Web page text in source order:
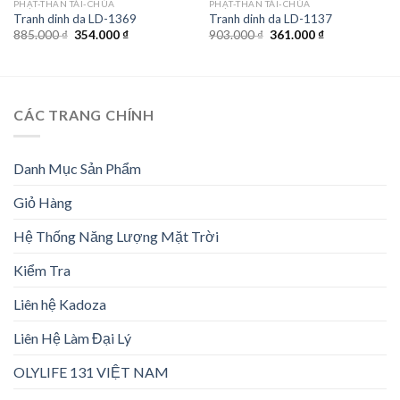
PHẬT-THẦN TÀI-CHÚA
Tranh dinh da LD-1369
885.000₫ Giá
354.000₫Giá
PHẬT-THẦN TÀI-CHÚA
Tranh dinh da LD-1137
903.000₫ Giá
361.000₫Giá
CÁC TRANG CHÍNH
Danh Mục Sản Phẩm
Giỏ Hàng
Hệ Thống Năng Lượng Mặt Trời
Kiểm Tra
Liên hệ Kadoza
Liên Hệ Làm Đại Lý
OLYLIFE 131 VIỆT NAM